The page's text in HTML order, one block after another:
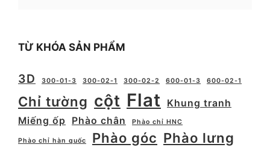
TỪ KHÓA SẢN PHẨM
3D 300-01-3 300-02-1 300-02-2 600-01-3 600-02-1
Chỉ tường cột Flat
Khung tranh
Miếng ốp
Phào chân Phào chỉ HNC
Phào chỉ hàn quốc Phào góc Phào lưng